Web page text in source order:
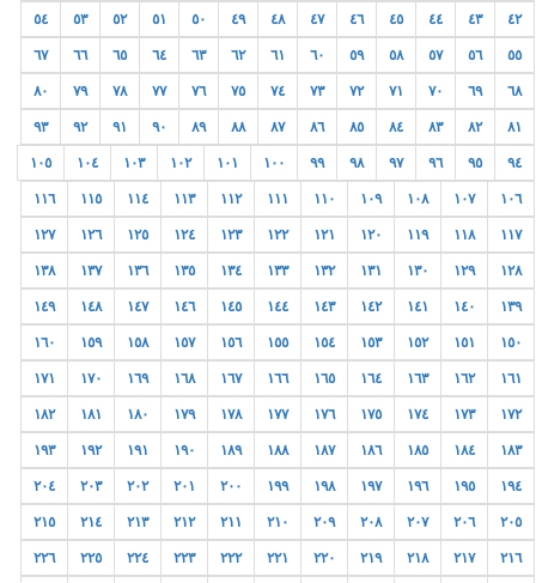
٤٢ ٤٣ ٤٤ ٤٥ ٤٦ ٤٧ ٤٨ ٤٩ ٥٠ ٥١ ٥٢ ٥٣ ٥٤
٥٥ ٥٦ ٥٧ ٥٨ ٥٩ ٦٠ ٦١ ٦٢ ٦٣ ٦٤ ٦٥ ٦٦ ٦٧
٦٨ ٦٩ ٧٠ ٧١ ٧٢ ٧٣ ٧٤ ٧٥ ٧٦ ٧٧ ٧٨ ٧٩ ٨٠
٨١ ٨٢ ٨٣ ٨٤ ٨٥ ٨٦ ٨٧ ٨٨ ٨٩ ٩٠ ٩١ ٩٢ ٩٣
٩٤ ٩٥ ٩٦ ٩٧ ٩٨ ٩٩ ١٠٠ ١٠١ ١٠٢ ١٠٣ ١٠٤ ١٠٥
١٠٦ ١٠٧ ١٠٨ ١٠٩ ١١٠ ١١١ ١١٢ ١١٣ ١١٤ ١١٥ ١١٦
١١٧ ١١٨ ١١٩ ١٢٠ ١٢١ ١٢٢ ١٢٣ ١٢٤ ١٢٥ ١٢٦ ١٢٧
١٢٨ ١٢٩ ١٣٠ ١٣١ ١٣٢ ١٣٣ ١٣٤ ١٣٥ ١٣٦ ١٣٧ ١٣٨
١٣٩ ١٤٠ ١٤١ ١٤٢ ١٤٣ ١٤٤ ١٤٥ ١٤٦ ١٤٧ ١٤٨ ١٤٩
١٥٠ ١٥١ ١٥٢ ١٥٣ ١٥٤ ١٥٥ ١٥٦ ١٥٧ ١٥٨ ١٥٩ ١٦٠
١٦١ ١٦٢ ١٦٣ ١٦٤ ١٦٥ ١٦٦ ١٦٧ ١٦٨ ١٦٩ ١٧٠ ١٧١
١٧٢ ١٧٣ ١٧٤ ١٧٥ ١٧٦ ١٧٧ ١٧٨ ١٧٩ ١٨٠ ١٨١ ١٨٢
١٨٣ ١٨٤ ١٨٥ ١٨٦ ١٨٧ ١٨٨ ١٨٩ ١٩٠ ١٩١ ١٩٢ ١٩٣
١٩٤ ١٩٥ ١٩٦ ١٩٧ ١٩٨ ١٩٩ ٢٠٠ ٢٠١ ٢٠٢ ٢٠٣ ٢٠٤
٢٠٥ ٢٠٦ ٢٠٧ ٢٠٨ ٢٠٩ ٢١٠ ٢١١ ٢١٢ ٢١٣ ٢١٤ ٢١٥
٢١٦ ٢١٧ ٢١٨ ٢١٩ ٢٢٠ ٢٢١ ٢٢٢ ٢٢٣ ٢٢٤ ٢٢٥ ٢٢٦